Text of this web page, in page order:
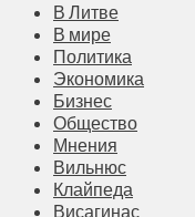
В Литве
В мире
Политика
Экономика
Бизнес
Общество
Мнения
Вильнюс
Клайпеда
Висагинас